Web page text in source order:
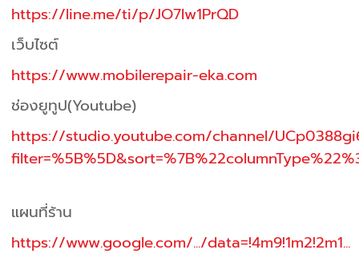
https://line.me/ti/p/JO7Iw1PrQD
เว็บไซต์
https://www.mobilerepair-eka.com
ช่องยูทูป(Youtube)
https://studio.youtube.com/channel/
แผนที่ร้าน
https://www.google.com/.../data=!4m9!1m2!2m1...